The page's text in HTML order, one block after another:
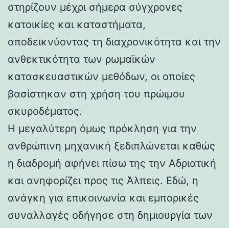
στηρίζουν μέχρι σήμερα σύγχρονες
κατοικίες και καταστήματα,
αποδεικνύοντας τη διαχρονικότητα και την
ανθεκτικότητα των ρωμαϊκών
κατασκευαστικών μεθόδων, οι οποίες
βασίστηκαν στη χρήση του πρώιμου
σκυροδέματος.
Η μεγαλύτερη όμως πρόκληση για την
ανθρώπινη μηχανική ξεδιπλώνεται καθώς
η διαδρομή αφήνει πίσω της την Αδριατική
και ανηφορίζει προς τις Άλπεις. Εδώ, η
ανάγκη για επικοινωνία και εμπορικές
συναλλαγές οδήγησε στη δημιουργία των